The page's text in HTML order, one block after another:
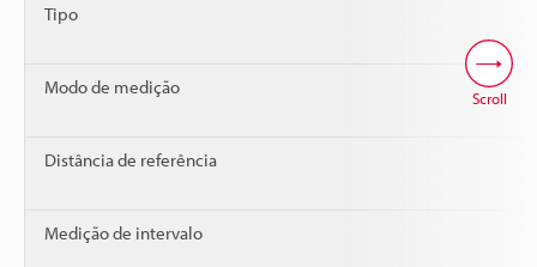
Tipo
Modo de medição
Distância de referência
Medição de intervalo
Scroll